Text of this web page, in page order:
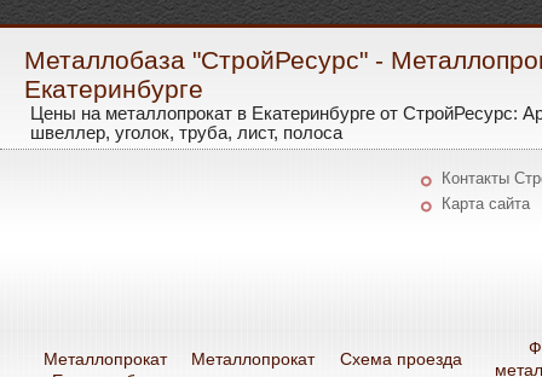
Металлобаза "СтройРесурс" -
Екатеринбурге
Цены на металлопрокат в Екатеринбурге от СтройРесурс:
швеллер, уголок, труба, лист, полоса
Контакты
Карта сайта
Металлопрокат
Металлопрокат
Схема проезда